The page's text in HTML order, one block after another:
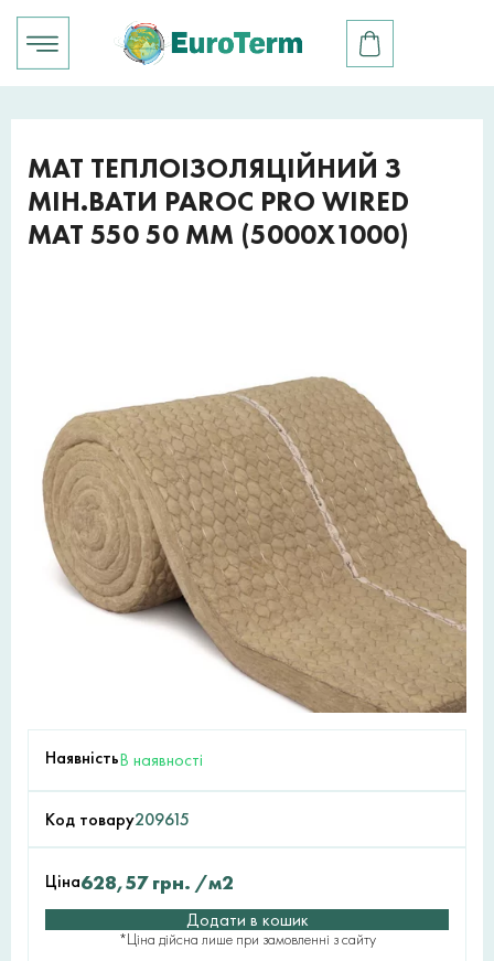
МАТ ТЕПЛОІЗОЛЯЦІЙНИЙ З
МІН.ВАТИ PAROC PRO WIRED
MAT 550 50 ММ (5000Х1000)
НаявністьВ наявності
Код товару209615
Ціна628,57грн. /м2
Додати в кошик
*Ціна дійсна лише при замовленні з сайту